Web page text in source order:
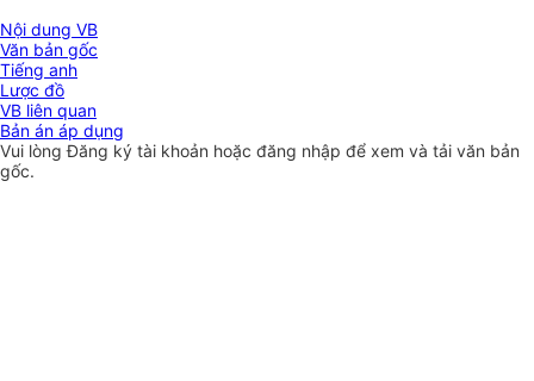
Nội dung VB
Văn bản gốc
Tiếng anh
Lược đồ
VB liên quan
Bản án áp dụng
Vui lòngĐăng ký tài khoản hoặc đăng nhập để xem và tải văn bản
gốc.